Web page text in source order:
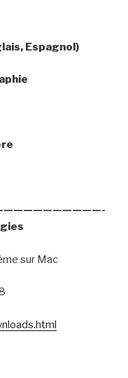
Espagnol)
sur Mac